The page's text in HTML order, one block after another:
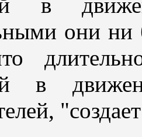
они
в